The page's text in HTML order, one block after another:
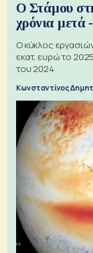
Ο Στάμου
χρόνια μετά
Ο κύκλος
εκατ. ευρώ το
του 2024
Κωνσταντίνος